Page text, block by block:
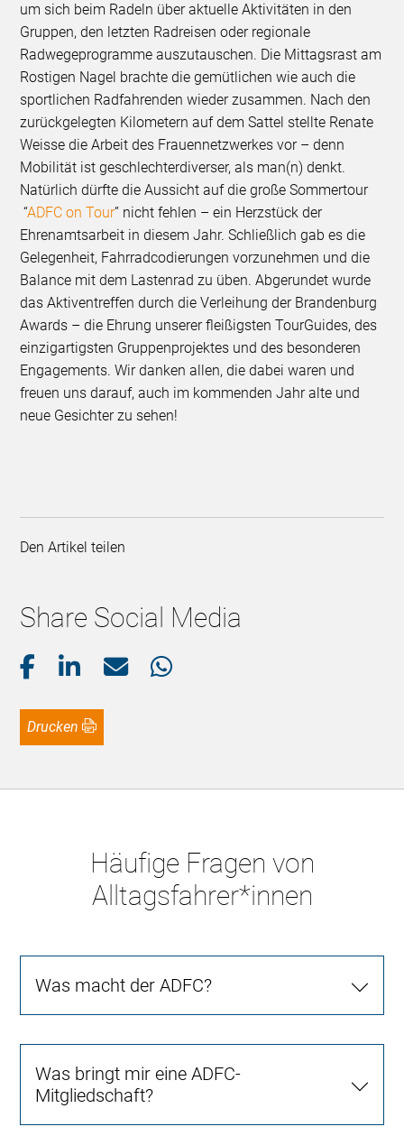
um sich beim Radeln über aktuelle Aktivitäten in den
Gruppen, den letzten Radreisen oder regionale
Radwegeprogramme auszutauschen. Die Mittagsrast am
Rostigen Nagel brachte die gemütlichen wie auch die
sportlichen Radfahrenden wieder zusammen. Nach den
zurückgelegten Kilometern auf dem Sattel stellte Renate
Weisse die Arbeit des Frauennetzwerkes vor – denn
Mobilität ist geschlechterdiverser, als man(n) denkt.
Natürlich dürfte die Aussicht auf die große Sommertour
“ADFC on Tour” nicht fehlen – ein Herzstück der
Ehrenamtsarbeit in diesem Jahr. Schließlich gab es die
Gelegenheit, Fahrradcodierungen vorzunehmen und die
Balance mit dem Lastenrad zu üben. Abgerundet wurde
das Aktiventreffen durch die Verleihung der Brandenburg
Awards – die Ehrung unserer fleißigsten TourGuides, des
einzigartigsten Gruppenprojektes und des besonderen
Engagements. Wir danken allen, die dabei waren und
freuen uns darauf, auch im kommenden Jahr alte und
neue Gesichter zu sehen!
Den Artikel teilen
Share Social Media
Drucken
Häufige Fragen von
Alltagsfahrer*innen
Was macht der ADFC?
Was bringt mir eine ADFC-
Mitgliedschaft?